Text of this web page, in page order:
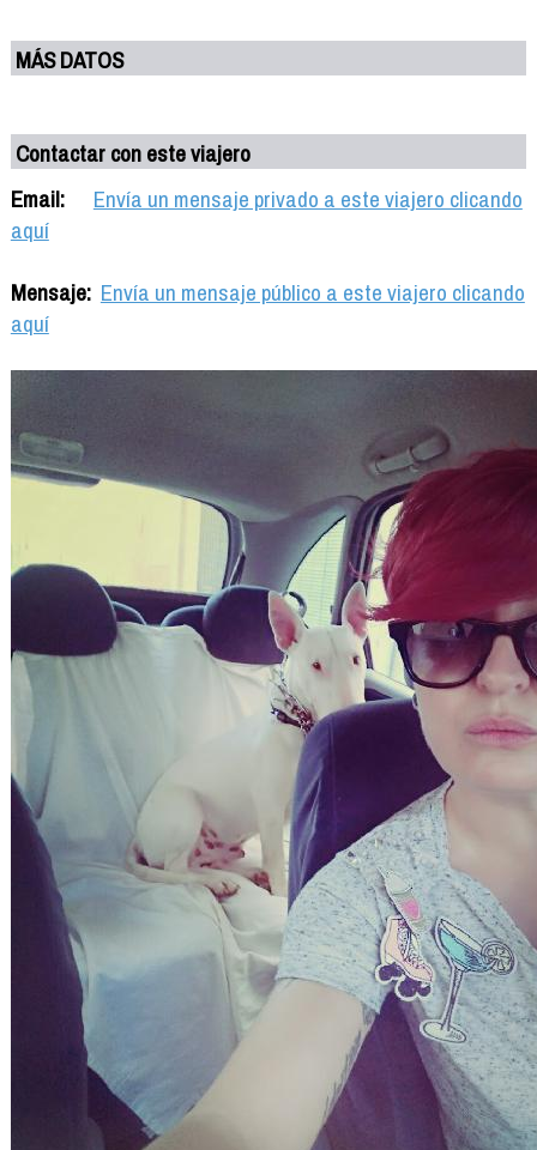
MÁS DATOS
Contactar con este viajero
Email:
Envía un mensaje privado a este viajero clicando
aquí
Mensaje: Envía un mensaje público a este viajero clicando
aquí